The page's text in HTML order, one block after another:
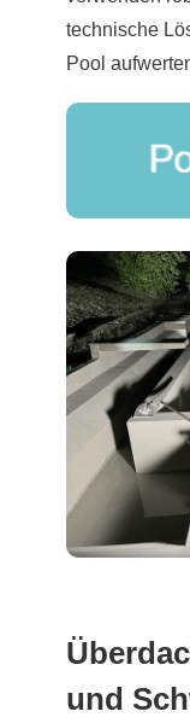
technische
Pool
und